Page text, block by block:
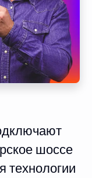
шоссе
технологии